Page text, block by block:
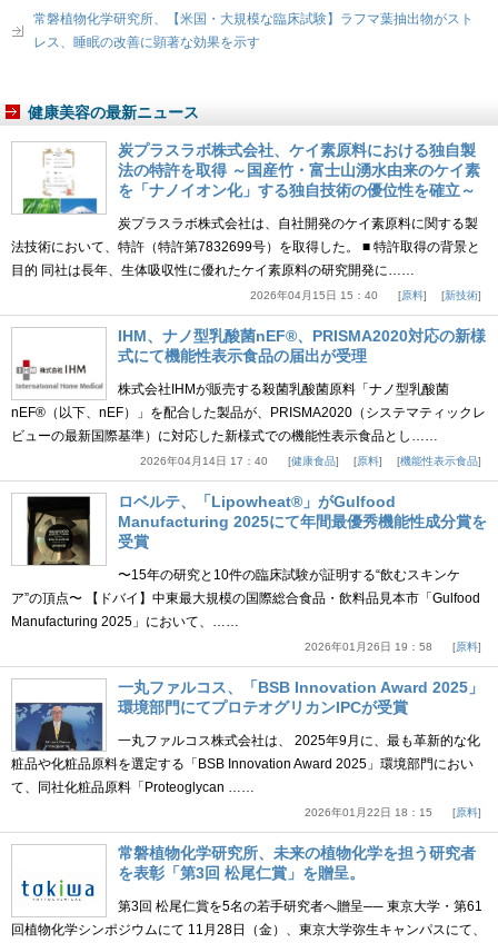
常磐植物化学研究所、【米国・大規模な臨床試験】ラフマ葉抽出物がスト
レス、睡眠の改善に顕著な効果を示す
健康美容の最新ニュース
炭プラスラボ株式会社、ケイ素原料における独自製
法の特許を取得 ～国産竹・富士山湧水由来のケイ素
を「ナノイオン化」する独自技術の優位性を確立～
炭プラスラボ株式会社は、自社開発のケイ素原料に関する製
法技術において、特許（特許第7832699号）を取得した。 ■ 特許取得の背景と
目的 同社は長年、生体吸収性に優れたケイ素原料の研究開発に……
2026年04月15日 15：40 原料 新技術
IHM、ナノ型乳酸菌nEF®、PRISMA2020対応の新様
式にて機能性表示食品の届出が受理
株式会社IHMが販売する殺菌乳酸菌原料「ナノ型乳酸菌
nEF®（以下、nEF）」を配合した製品が、PRISMA2020（システマティックレ
ビューの最新国際基準）に対応した新様式での機能性表示食品とし……
2026年04月14日 17：40 健康食品 原料 機能性表示食品
ロベルテ、「Lipowheat®」がGulfood
Manufacturing 2025にて年間最優秀機能性成分賞を
受賞
〜15年の研究と10件の臨床試験が証明する“飲むスキンケ
ア”の頂点〜 【ドバイ】中東最大規模の国際総合食品・飲料品見本市「Gulfood
Manufacturing 2025」において、……
2026年01月26日 19：58 原料
一丸ファルコス、「BSB Innovation Award 2025」
環境部門にてプロテオグリカンIPCが受賞
一丸ファルコス株式会社は、 2025年9月に、最も革新的な化
粧品や化粧品原料を選定する「BSB Innovation Award 2025」環境部門におい
て、同社化粧品原料「Proteoglycan ……
2026年01月22日 18：15 原料
常磐植物化学研究所、未来の植物化学を担う研究者
を表彰「第3回 松尾仁賞」を贈呈。
第3回 松尾仁賞を5名の若手研究者へ贈呈── 東京大学・第61
回植物化学シンポジウムにて 11月28日（金）、東京大学弥生キャンパスにて、